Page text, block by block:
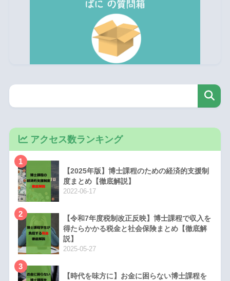
アクセス数ランキング
1
【2025年版】博士課程のための経済的支援制
度まとめ【徹底解説】
2022-06-17
2
【令和7年度税制改正反映】博士課程で収入を
得たらかかる税金と社会保険まとめ【徹底解
説】
2025-05-27
3
【時代を味方に】お金に困らない博士課程を